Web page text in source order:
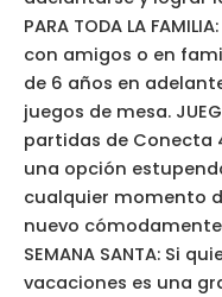
PARA TODA LA
con amigos o en
de 6 años en
juegos de mesa.
partidas de Conecta
una opción
cualquier momento
nuevo cómodamente.
SEMANA SANTA: Si
vacaciones es una